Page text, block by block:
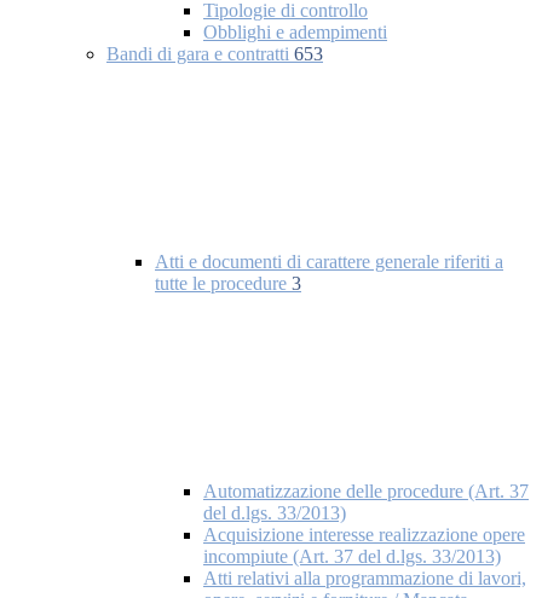
Tipologie di controllo
Obblighi e adempimenti
Bandi di gara e contratti 653
Atti e documenti di carattere generale riferiti a
tutte le procedure 3
Automatizzazione delle procedure (Art. 37
del d.lgs. 33/2013)
Acquisizione interesse realizzazione opere
incompiute (Art. 37 del d.lgs. 33/2013)
Atti relativi alla programmazione di lavori,